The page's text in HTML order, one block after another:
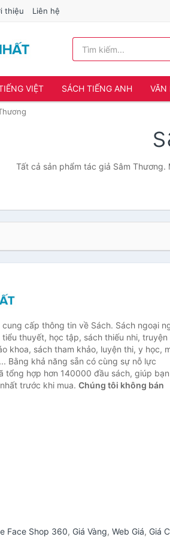
thiệu Liên hệ
VIỆT SÁCH TIẾNG ANH VĂN
Tất cả sản phẩm tác giả Sâm
cấp thông tin về Sách. Sách ngoại
thuyết, học tập, sách thiếu nhi, truyện
khoa, sách tham khảo, luyện thi, y học,
Bằng khả năng sẵn có cùng sự nỗ lực
tổng hợp hơn 140000 đầu sách, giúp
trước khi mua. Chúng tôi không bán
Face Shop 360, Giá Vàng, Web Giá, Giá